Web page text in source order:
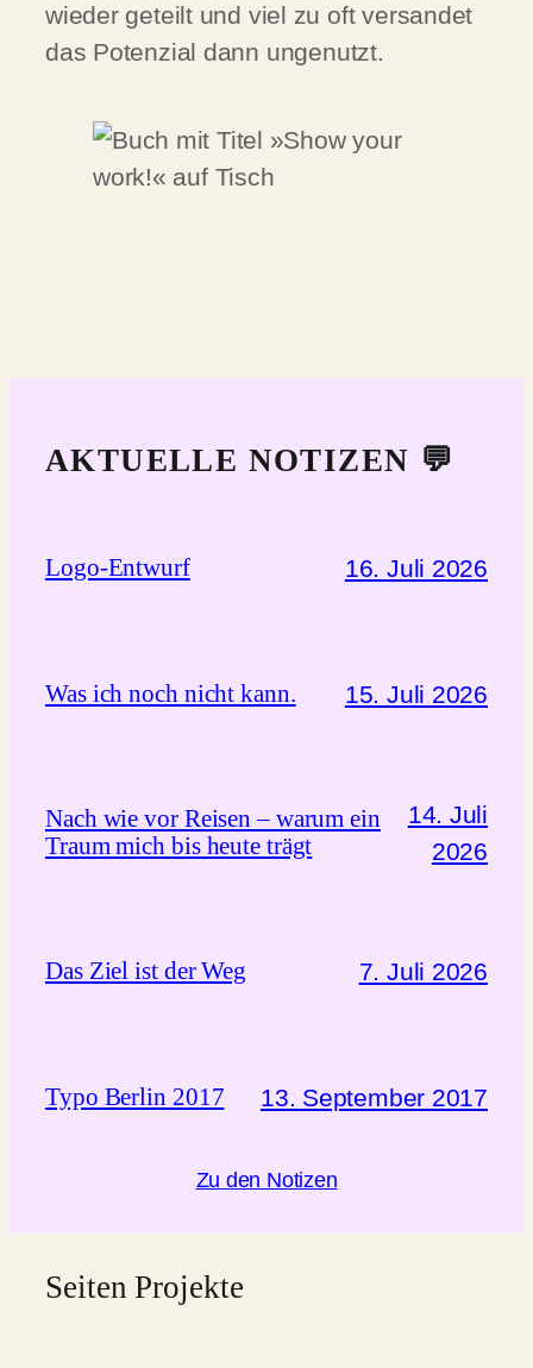
wieder geteilt und viel zu oft versandet
das Potenzial dann ungenutzt.
AKTUELLE NOTIZEN 💬
Logo-Entwurf 16. Juli 2026
Was ich noch nicht kann. 15. Juli 2026
Nach wie vor Reisen – warum ein
Traum mich bis heute trägt
14. Juli
2026
Das Ziel ist der Weg 7. Juli 2026
Typo Berlin 2017 13. September 2017
Zu den Notizen
Seiten Projekte